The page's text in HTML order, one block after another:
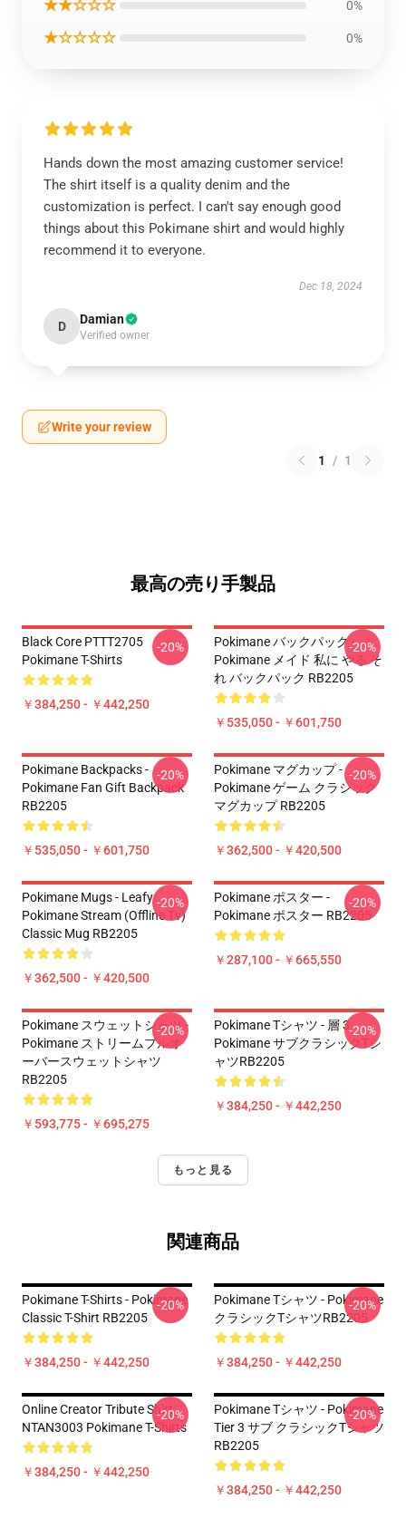
★★☆☆☆ 0%
★☆☆☆☆ 0%
Hands down the most amazing customer service!
The shirt itself is a quality denim and the
customization is perfect. I can't say enough good
things about this Pokimane shirt and would highly
recommend it to everyone.
Dec 18, 2024
D Damian
Verified owner
Write your review
1 / 1
最高の売り手製品
Black Core PTTT2705
Pokimane T-Shirts
￥384,250 - ￥442,250
-20%
Pokimane バックパック -
Pokimane メイド 私に やる そ
れ バックパック RB2205
￥535,050 - ￥601,750
-20%
Pokimane Backpacks -
Pokimane Fan Gift Backpack
RB2205
￥535,050 - ￥601,750
-20%
Pokimane マグカップ -
Pokimane ゲーム クラシック
マグカップ RB2205
￥362,500 - ￥420,500
-20%
Pokimane Mugs - Leafy
Pokimane Stream (Offline Tv)
Classic Mug RB2205
￥362,500 - ￥420,500
-20%
Pokimane ポスター -
Pokimane ポスター RB2205
￥287,100 - ￥665,550
-20%
Pokimane スウェットシャツ -
Pokimane ストリームプルオ
ーバースウェットシャツ
RB2205
￥593,775 - ￥695,275
-20%
Pokimane Tシャツ - 層 3
Pokimane サブクラシックTシ
ャツRB2205
￥384,250 - ￥442,250
-20%
もっと見る
関連商品
Pokimane T-Shirts - Pokimane
Classic T-Shirt RB2205
￥384,250 - ￥442,250
-20%
Pokimane Tシャツ - Pokimane
クラシックTシャツRB2205
￥384,250 - ￥442,250
-20%
Online Creator Tribute Shirt
NTAN3003 Pokimane T-Shirts
￥384,250 - ￥442,250
-20%
Pokimane Tシャツ - Pokimane
Tier 3 サブ クラシックTシャツ
RB2205
￥384,250 - ￥442,250
-20%